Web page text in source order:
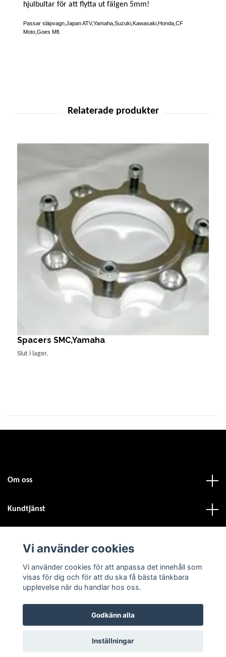
hjulbultar för att flytta ut fälgen 5mm!
Passar släpvagn,Japan ATV,Yamaha,Suzuki,Kawasaki,Honda,CF
Moto,Goes Mfl.
Spacers SMC,Yamaha
Slut i lager.
Om oss
Kundtjänst
Sociala medier
© 2026 Atvdäck.se
Vi använder cookies
Vi använder cookies för att anpassa det innehåll som
visas för dig och för att du ska få bästa tänkbara
upplevelse när du handlar hos oss.
Godkänn alla
Inställningar